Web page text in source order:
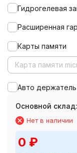
Гидрогелевая
Расширенная
Карты памяти
Карта памяти
Авто
Основной склад:
Нет в наличии
0 ₽